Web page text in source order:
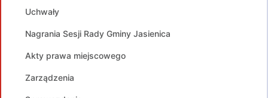
Uchwały
Nagrania Sesji Rady Gminy Jasienica
Akty prawa miejscowego
Zarządzenia